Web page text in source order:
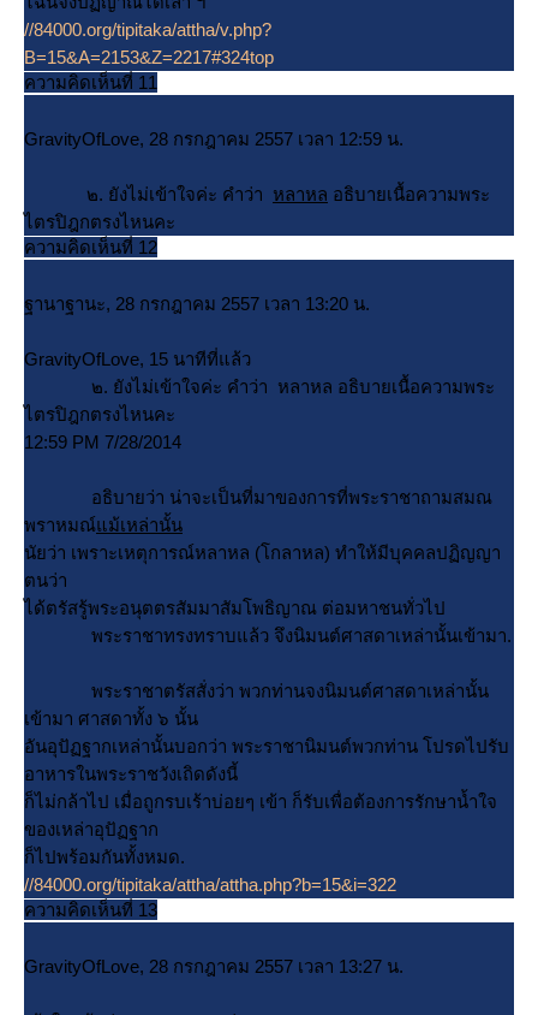
//84000.org/tipitaka/attha/v.php?
B=15&A=2153&Z=2217#324top
ความคิดเห็นที่ 11
GravityOfLove, 28 กรกฎาคม 2557 เวลา 12:59 น.
๒. ยังไม่เข้าใจค่ะ คำว่า หลาหล อธิบายเนื้อความพระ
ไตรปิฎกตรงไหนคะ
ความคิดเห็นที่ 12
ฐานาฐานะ, 28 กรกฎาคม 2557 เวลา 13:20 น.
GravityOfLove, 15 นาทีที่แล้ว
๒. ยังไม่เข้าใจค่ะ คำว่า หลาหล อธิบายเนื้อความพระ
ไตรปิฎกตรงไหนคะ
12:59 PM 7/28/2014
อธิบายว่า น่าจะเป็นที่มาของการที่พระราชาถามสมณ
พราหมณ์ม้เหล่านั้น
นัยว่า เพราะเหตุการณ์หลาหล (โกลาหล) ทำให้มีบุคคลปฏิญญา
ตนว่า
ได้ตรัสรู้พระอนุตตรสัมมาสัมโพธิญาณ ต่อมหาชนทั่วไป
พระราชาทรงทราบแล้ว จึงนิมนต์ศาสดาเหล่านั้นเข้ามา.
พระราชาตรัสสั่งว่า พวกท่านจงนิมนต์ศาสดาเหล่านั้น
เข้ามา ศาสดาทั้ง ๖ นั้น
อันอุปัฏฐากเหล่านั้นบอกว่า พระราชานิมนต์พวกท่าน โปรดไปรับ
อาหารในพระราชวังเถิดดังนี้
ก็ไม่กล้าไป เมื่อถูกรบเร้าบ่อยๆ เข้า ก็รับเพื่อต้องการรักษาน้ำใจ
ของเหล่าอุปัฏฐาก
ก็ไปพร้อมกันทั้งหมด.
//84000.org/tipitaka/attha/attha.php?b=15&i=322
ความคิดเห็นที่ 13
GravityOfLove, 28 กรกฎาคม 2557 เวลา 13:27 น.